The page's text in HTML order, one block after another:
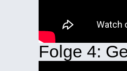
Folge 4: